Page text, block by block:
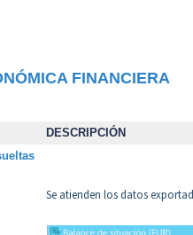
FINANCIERA
DESCRIPCIÓN
Se atienden los datos